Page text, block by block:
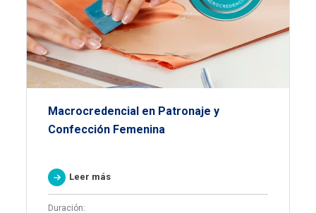
Macrocredencial en Patronaje y
Confección Femenina
Leer más
Duración: